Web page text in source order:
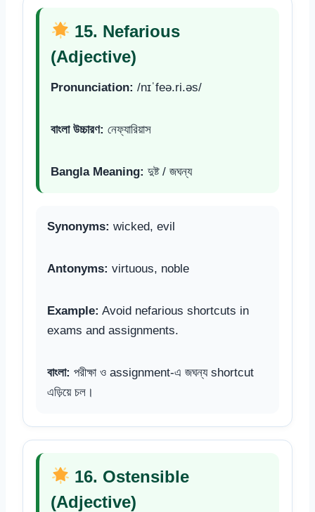
15. Nefarious
(Adjective)
Pronunciation: /nɪˈfeə.ri.əs/
বাংলা উচ্চারণ: নেফ্যারিয়াস
Bangla Meaning: দুষ্ট / জঘন্য
Synonyms: wicked, evil
Antonyms: virtuous, noble
Example: Avoid nefarious shortcuts in
exams and assignments.
বাংলা: পরীক্ষা ও assignment-এ জঘন্য shortcut
এড়িয়ে চল।
16. Ostensible
(Adjective)